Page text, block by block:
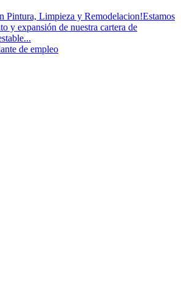
Pintura, Limpieza y Remodelacion!Estamos
y expansión de nuestra cartera de
de empleo